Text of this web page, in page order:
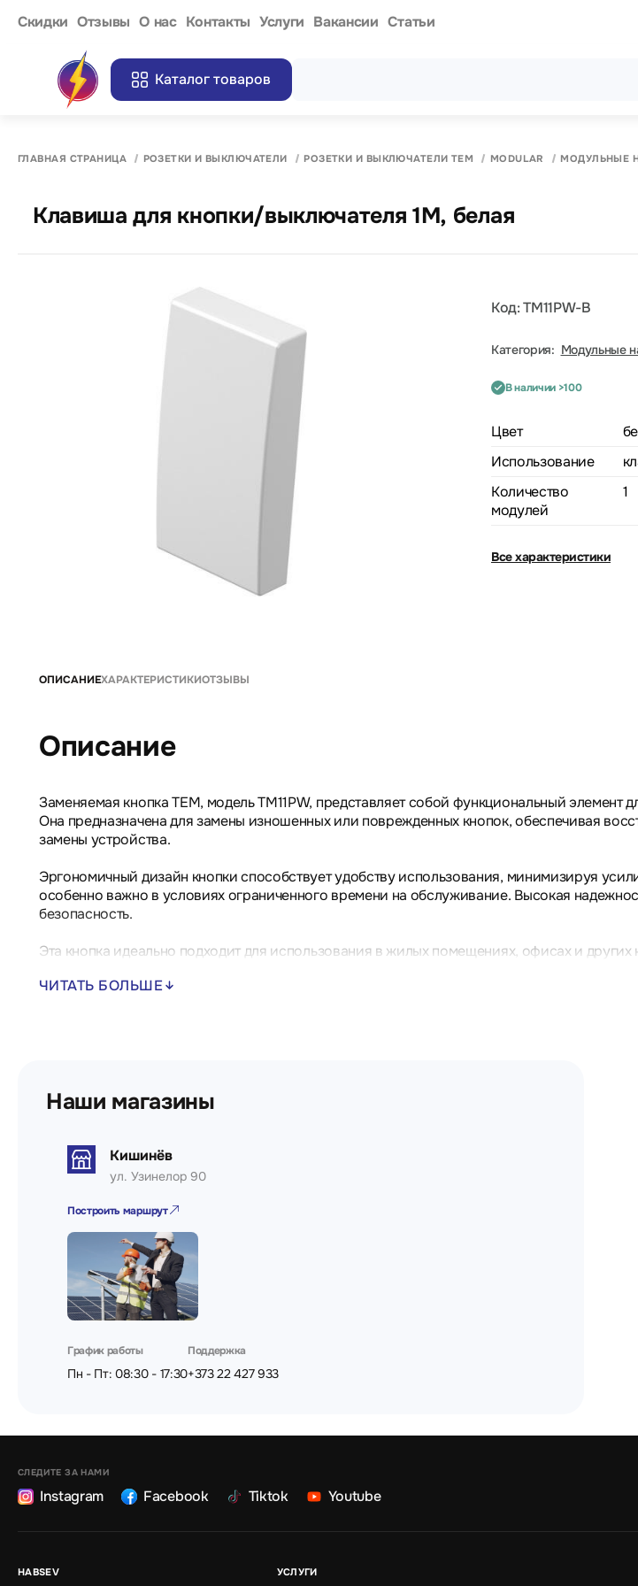
Cкидки Отзывы О нас Контакты Услуги Вакансии Статьи
Каталог товаров
ГЛАВНАЯ СТРАНИЦА РОЗЕТКИ И ВЫКЛЮЧАТЕЛИ РОЗЕТКИ И ВЫКЛЮЧАТЕЛИ ТЕМ MODULAR МОДУЛЬНЫЕ
Клавиша для кнопки/выключателя 1M, белая
Код: TM11PW-B
Категория: Модульные
В наличии >100
Цвет
Использование
Количество
модулей
1
Все характеристики
ОПИСАНИЕХАРАКТЕРИСТИКИОТЗЫВЫ
Описание
Заменяемая кнопка TEM, модель TM11PW, представляет собой функциональный
Она предназначена для замены изношенных или поврежденных кнопок, обеспечивая
замены устройства.
Эргономичный дизайн кнопки способствует удобству использования, минимизируя
особенно важно в условиях ограниченного времени на обслуживание. Высокая
безопасность.
Эта кнопка идеально подходит для использования в жилых помещениях, офисах и других
Технические характеристики:
ЧИТАТЬ БОЛЬШЕ
Наши магазины
Кишинёв
ул. Узинелор 90
Построить маршрут
График работы
Пн - Пт: 08:30 - 17:30
Поддержка
+373 22 427 933
СЛЕДИТЕ ЗА НАМИ
Instagram Facebook Tiktok Youtube
HABSEV УСЛУГИ